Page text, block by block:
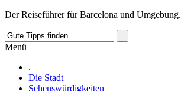
Der Reiseführer für Barcelona und Umgebung.
Menü
.
Die Stadt
Sehenswürdigkeiten